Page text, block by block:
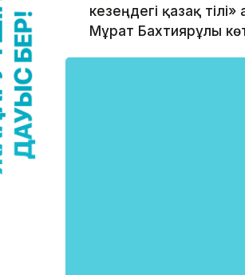
кезеңдегі қазақ
Мұрат Бахтиярұлы